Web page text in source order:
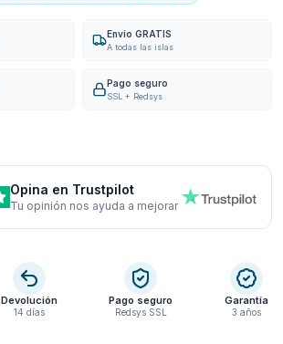
Envío GRATIS
A todas las islas
Pago seguro
SSL + Redsys
Opina en Trustpilot
Tu opinión nos ayuda a mejorar
Devolución
14 días
Pago seguro
Redsys SSL
Garantía
3 años